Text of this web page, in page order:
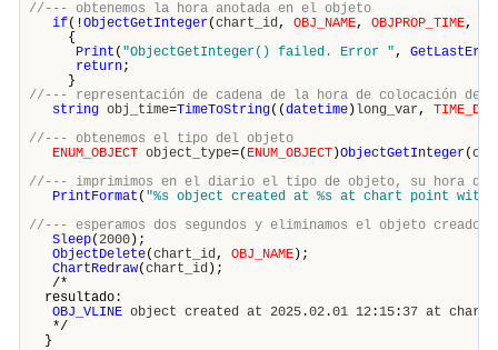
//--- obtenemos la hora anotada en el objeto
if(!ObjectGetInteger(chart_id, OBJ_NAME, OBJPROP_TIME,
{
Print ( "ObjectGetInteger() failed. Error ",
return;
}
//--- representación de cadena de la hora de colocación del
string obj_time=TimeToString((datetime ) long_var,
//--- obtenemos el tipo del objeto
ENUM_OBJECT object_type=( ENUM_OBJECT )ObjectGetInteger(
//--- imprimimos en el diario el tipo de objeto, su hora de
PrintFormat ( "%s object created at %s at chart point with
//--- esperamos dos segundos y eliminamos el objeto creado
Sleep(2000 );
ObjectDelete(chart_id, OBJ_NAME );
ChartRedraw(chart_id );
/*
resultado:
OBJ_VLINE object created at 2025.02.01 12: 15: 37 at chart
*/
}